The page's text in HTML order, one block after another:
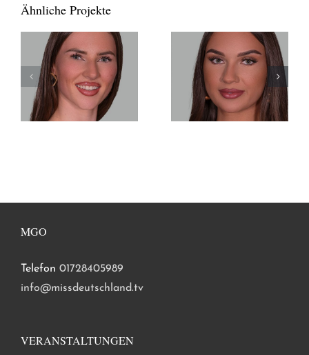
Ähnliche Projekte
MGO
Telefon 01728405989
info@missdeutschland.tv
VERANSTALTUNGEN